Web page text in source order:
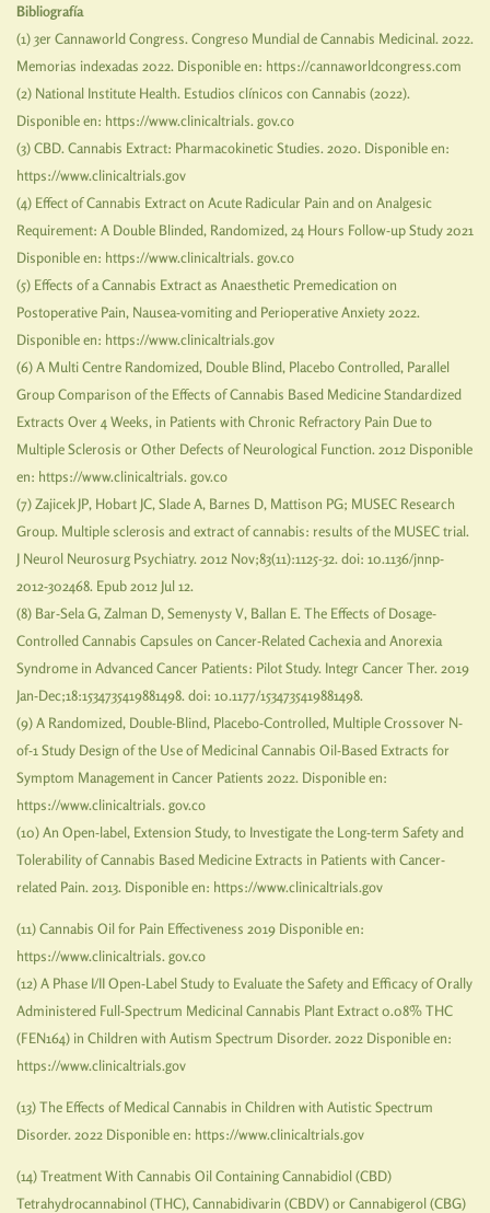
Bibliografía
(1) 3er Cannaworld Congress. Congreso Mundial de Cannabis Medicinal. 2022.
Memorias indexadas 2022. Disponible en: https://cannaworldcongress.com
(2) National Institute Health. Estudios clínicos con Cannabis (2022).
Disponible en: https://www.clinicaltrials. gov.co
(3) CBD. Cannabis Extract: Pharmacokinetic Studies. 2020. Disponible en:
https://www.clinicaltrials.gov
(4) Effect of Cannabis Extract on Acute Radicular Pain and on Analgesic
Requirement: A Double Blinded, Randomized, 24 Hours Follow-up Study 2021
Disponible en: https://www.clinicaltrials. gov.co
(5) Effects of a Cannabis Extract as Anaesthetic Premedication on
Postoperative Pain, Nausea-vomiting and Perioperative Anxiety 2022.
Disponible en: https://www.clinicaltrials.gov
(6) A Multi Centre Randomized, Double Blind, Placebo Controlled, Parallel
Group Comparison of the Effects of Cannabis Based Medicine Standardized
Extracts Over 4 Weeks, in Patients with Chronic Refractory Pain Due to
Multiple Sclerosis or Other Defects of Neurological Function. 2012 Disponible
en: https://www.clinicaltrials. gov.co
(7) Zajicek JP, Hobart JC, Slade A, Barnes D, Mattison PG; MUSEC Research
Group. Multiple sclerosis and extract of cannabis: results of the MUSEC trial.
J Neurol Neurosurg Psychiatry. 2012 Nov;83(11):1125-32. doi: 10.1136/jnnp-
2012-302468. Epub 2012 Jul 12.
(8) Bar-Sela G, Zalman D, Semenysty V, Ballan E. The Effects of Dosage-
Controlled Cannabis Capsules on Cancer-Related Cachexia and Anorexia
Syndrome in Advanced Cancer Patients: Pilot Study. Integr Cancer Ther. 2019
Jan-Dec;18:1534735419881498. doi: 10.1177/1534735419881498.
(9) A Randomized, Double-Blind, Placebo-Controlled, Multiple Crossover N-
of-1 Study Design of the Use of Medicinal Cannabis Oil-Based Extracts for
Symptom Management in Cancer Patients 2022. Disponible en:
https://www.clinicaltrials. gov.co
(10) An Open-label, Extension Study, to Investigate the Long-term Safety and
Tolerability of Cannabis Based Medicine Extracts in Patients with Cancer-
related Pain. 2013. Disponible en: https://www.clinicaltrials.gov
(11) Cannabis Oil for Pain Effectiveness 2019 Disponible en:
https://www.clinicaltrials. gov.co
(12) A Phase I/II Open-Label Study to Evaluate the Safety and Efficacy of Orally
Administered Full-Spectrum Medicinal Cannabis Plant Extract 0.08% THC
(FEN164) in Children with Autism Spectrum Disorder. 2022 Disponible en:
https://www.clinicaltrials.gov
(13) The Effects of Medical Cannabis in Children with Autistic Spectrum
Disorder. 2022 Disponible en: https://www.clinicaltrials.gov
(14) Treatment With Cannabis Oil Containing Cannabidiol (CBD)
Tetrahydrocannabinol (THC), Cannabidivarin (CBDV) or Cannabigerol (CBG)